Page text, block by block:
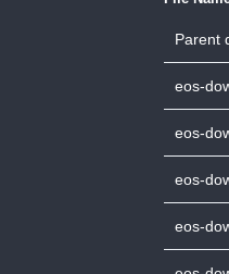
Parent
eos-
eos-
eos-
eos-